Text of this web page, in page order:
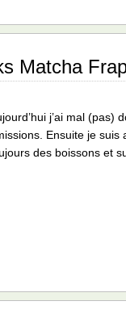
Matcha
j’ai mal (pas)
Ensuite je suis
des boissons et